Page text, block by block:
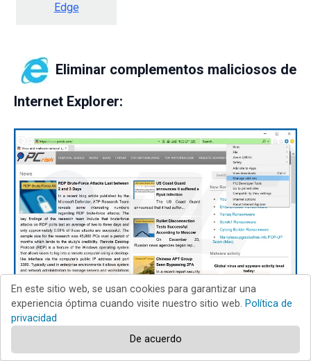
Edge
Eliminar complementos maliciosos de
Internet Explorer:
Haga clic en el ícono "engranaje" (en la esquina
En este sitio web, se usan cookies para garantizar una
experiencia óptima cuando visite nuestro sitio web. Política de
privacidad
De acuerdo